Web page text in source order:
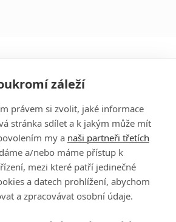
PŘIHLÁSIT
REGISTROVAT
záleží
právem si zvolit, jaké informace
stránka sdílet a k jakým může mít
my a naši partneři třetích
a/nebo máme přístup k
mezi které patří jedinečné
a datech prohlížení, abychom
a zpracovávat osobní údaje.